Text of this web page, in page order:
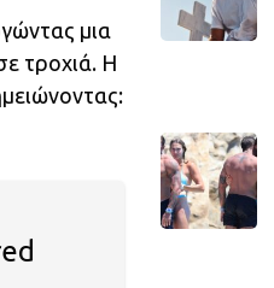
μια
τροχιά. Η